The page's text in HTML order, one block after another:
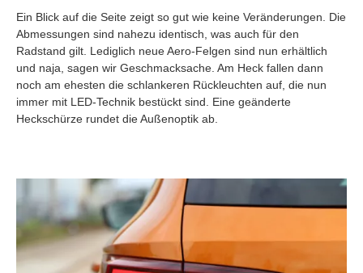
Ein Blick auf die Seite zeigt so gut wie keine Veränderungen. Die
Abmessungen sind nahezu identisch, was auch für den
Radstand gilt. Lediglich neue Aero-Felgen sind nun erhältlich
und naja, sagen wir Geschmacksache. Am Heck fallen dann
noch am ehesten die schlankeren Rückleuchten auf, die nun
immer mit LED-Technik bestückt sind. Eine geänderte
Heckschürze rundet die Außenoptik ab.